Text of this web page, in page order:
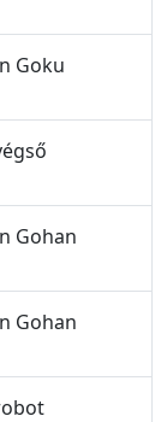
Goku
Gohan
Gohan